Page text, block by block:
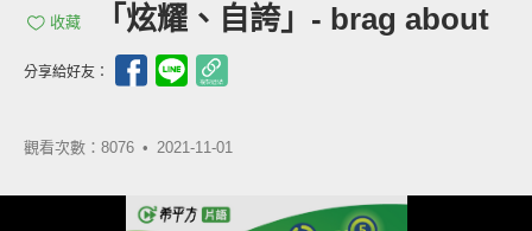
收藏 「炫耀、自誇」- brag about
分享給好友：
觀看次數：8076 • 2021-11-01